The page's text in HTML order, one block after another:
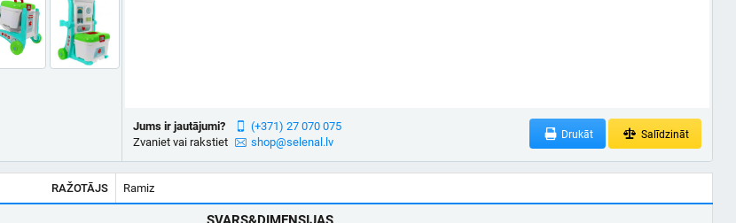
Jums ir jautājumi?
Zvaniet vai rakstiet
(+371) 27 070 075
shop@selenal.lv
Drukāt Salīdzināt
RAŽOTĀJS Ramiz